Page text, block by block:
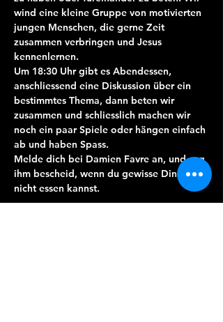
wind eine kleine Gruppe von motivierten
jungen Menschen, die gerne Zeit
zusammen verbringen und Jesus
kennenlernen.
Um 18:30 Uhr gibt es Abendessen,
anschliessend eine Diskussion über ein
bestimmtes Thema, dann beten wir
zusammen und schliesslich machen wir
noch ein paar Spiele oder hängen einfach
ab und haben Spass.
Melde dich bei Damien Favre an, und sag
ihm bescheid, wenn du gewisse Dinge
nicht essen kannst.